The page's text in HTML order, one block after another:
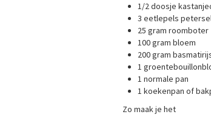
1/2 doosje
3 eetlepels
25 gram roomboter
100 gram bloem
200 gram
1
1 normale pan
1 koekenpan of
Zo maak je het